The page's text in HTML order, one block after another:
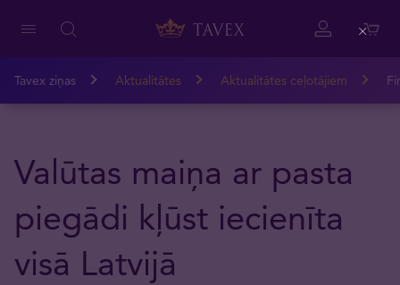
Tavex ziņas Aktualitātes Aktualitātes ceļotājiem
Valūtas maiņa ar pasta
piegādi kļūst iecienīta
visā Latvijā
Close